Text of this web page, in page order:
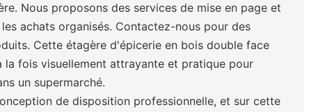
Nous proposons des services de mise en page et
achats organisés. Contactez-nous pour des
Cette étagère d'épicerie en bois double face
la fois visuellement attrayante et pratique pour
un supermarché.
de disposition professionnelle, et sur cette